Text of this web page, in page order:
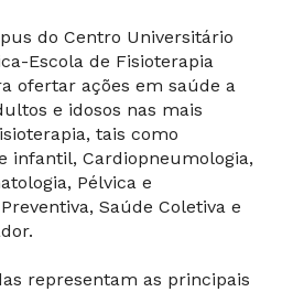
do Centro Universitário
Escola de Fisioterapia
ofertar ações em saúde a
e idosos nas mais
tais como
infantil, Cardiopneumologia,
Pélvica e
Saúde Coletiva e
representam as principais